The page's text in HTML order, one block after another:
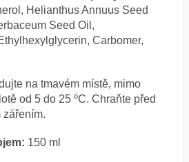
Helianthus Annuus Seed
Seed Oil,
Carbomer,
na tmavém místě, mimo
od 5 do 25 ºC. Chraňte před
zářením.
150 ml